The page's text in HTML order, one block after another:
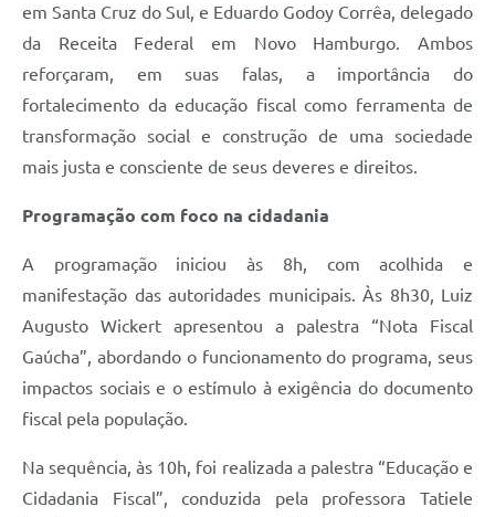
em Santa Cruz do Sul, e Eduardo Godoy Corrêa, delegado
da Receita Federal em Novo Hamburgo. Ambos
reforçaram, em suas falas, a importância do
fortalecimento da educação fiscal como ferramenta de
transformação social e construção de uma sociedade
mais justa e consciente de seus deveres e direitos.
Programação com foco na cidadania
A programação iniciou às 8h, com acolhida e
manifestação das autoridades municipais. Às 8h30, Luiz
Augusto Wickert apresentou a palestra “Nota Fiscal
Gaúcha”, abordando o funcionamento do programa, seus
impactos sociais e o estímulo à exigência do documento
fiscal pela população.
Na sequência, às 10h, foi realizada a palestra “Educação e
Cidadania Fiscal”, conduzida pela professora Tatiele